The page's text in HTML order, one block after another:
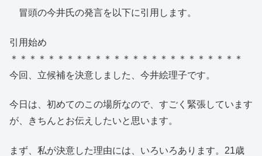
冒頭の今井氏の発言を以下に引用します。
引用始め
＊＊＊＊＊＊＊＊＊＊＊＊＊＊＊＊＊＊＊＊＊＊＊＊＊
今回、立候補を決意しました、今井絵理子です。
今日は、初めてのこの場所なので、すごく緊張しています
が、きちんとお伝えしたいと思います。
まず、私が決意した理由には、いろいろあります。21歳